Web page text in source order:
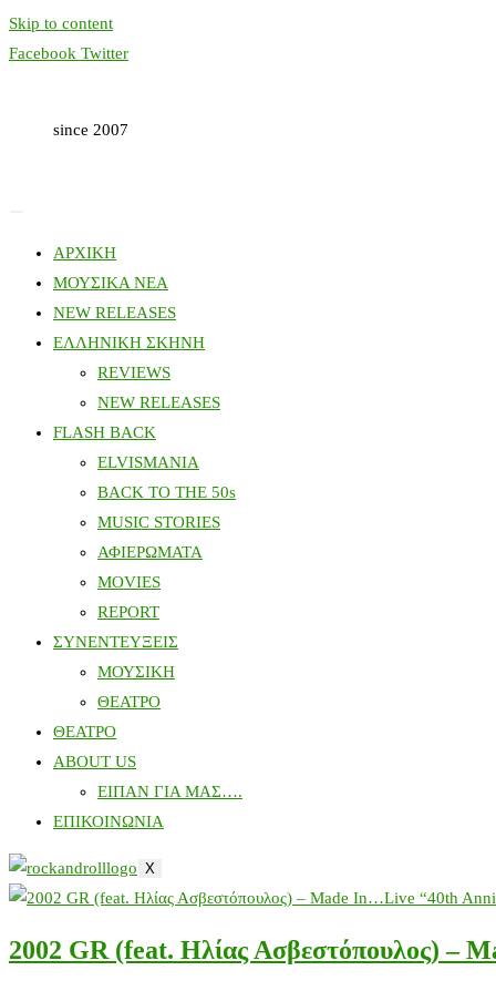
Skip to content
Facebook Twitter
since 2007
ΑΡΧΙΚΗ
ΜΟΥΣΙΚΑ ΝΕΑ
NEW RELEASES
ΕΛΛΗΝΙΚΗ ΣΚΗΝΗ
REVIEWS
NEW RELEASES
FLASH BACK
ELVISMANIA
BACK TO THE 50s
MUSIC STORIES
ΑΦΙΕΡΩΜΑΤΑ
MOVIES
REPORT
ΣΥΝΕΝΤΕΥΞΕΙΣ
ΜΟΥΣΙΚΗ
ΘΕΑΤΡΟ
ΘΕΑΤΡΟ
ABOUT US
ΕΙΠΑΝ ΓΙΑ ΜΑΣ….
ΕΠΙΚΟΙΝΩΝΙΑ
X
2002 GR (feat. Ηλίας Ασβεστόπουλος) –